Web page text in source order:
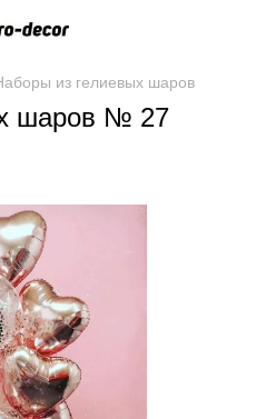
из гелиевых шаров
шаров № 27